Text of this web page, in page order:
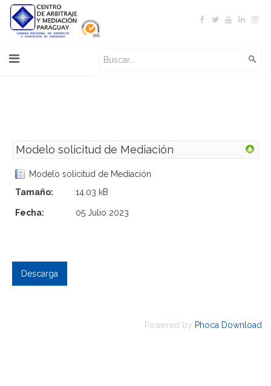
Modelo solicitud de Mediación
Modelo solicitud de Mediación
Tamaño:
14.03 kB
Fecha: 05 Julio 2023
Powered by Phoca Download